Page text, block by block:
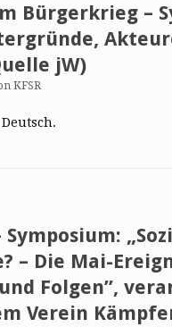
Bürgerkrieg –
jW)
KFSR
Symposium:
– Die Mai-
Folgen”,
Verein